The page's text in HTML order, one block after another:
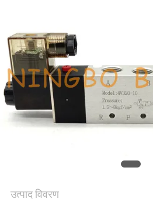
साइटमैप
गोपनीयता
नीति
उत्पाद विवरण